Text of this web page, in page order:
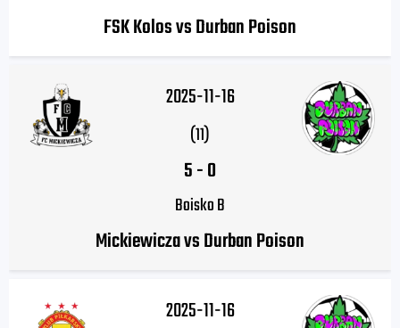
FSK Kolos vs Durban Poison
2025-11-16
(11)
5-0
Boisko B
Mickiewicza vs Durban Poison
2025-11-16